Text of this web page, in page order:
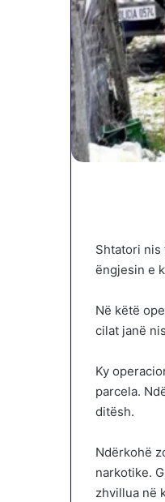
Shtatori nis
ëngjesin e
Në këtë
cilat janë
Ky
parcela.
ditësh.
Ndërkohë
narkotike.
zhvillua në